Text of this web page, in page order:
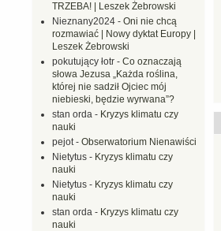
TRZEBA! | Leszek Żebrowski
Nieznany2024 - Oni nie chcą
rozmawiać | Nowy dyktat Europy |
Leszek Żebrowski
pokutujący łotr - Co oznaczają
słowa Jezusa „Każda roślina,
której nie sadził Ojciec mój
niebieski, będzie wyrwana”?
stan orda - Kryzys klimatu czy
nauki
pejot- Obserwatorium Nienawiści
Nietytus - Kryzys klimatu czy
nauki
Nietytus - Kryzys klimatu czy
nauki
stan orda - Kryzys klimatu czy
nauki